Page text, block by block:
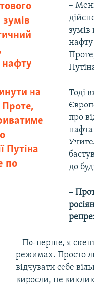
зумів
нафту
на
Проте,
Путіна
по
–
зумів
нафту
Тоді
про
нафта
до
–
– По-перше, я
режимах. Просто
відчувати себе
виросли, не